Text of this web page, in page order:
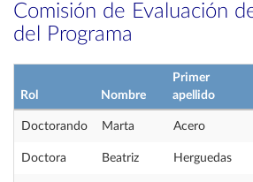
Comisión de Evaluación
del Programa
Rol Nombre
Primer
apellido
Doctorando Marta Acero
Doctora Beatriz Herguedas